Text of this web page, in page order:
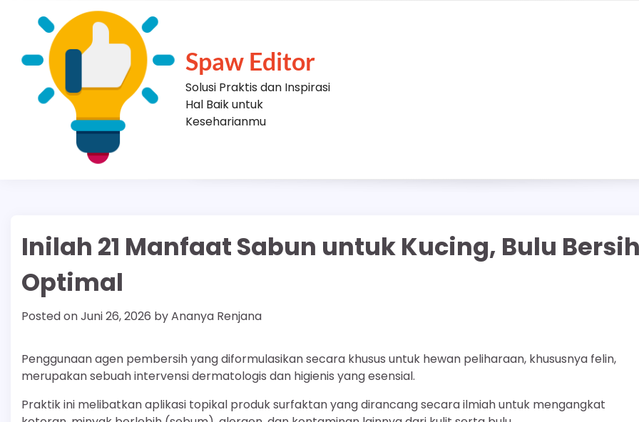
Spaw Editor
Solusi Praktis dan Inspirasi
Hal Baik untuk
Keseharianmu
Inilah 21 Manfaat Sabun untuk Kucing, Bulu
Optimal
Posted onJuni 26, 2026 byAnanya Renjana
Penggunaan agen pembersih yang diformulasikan secara khusus untuk hewan peliharaan, khususnya felin,
merupakan sebuah intervensi dermatologis dan higienis yang esensial.
Praktik ini melibatkan aplikasi topikal produk surfaktan yang dirancang secara ilmiah untuk mengangkat